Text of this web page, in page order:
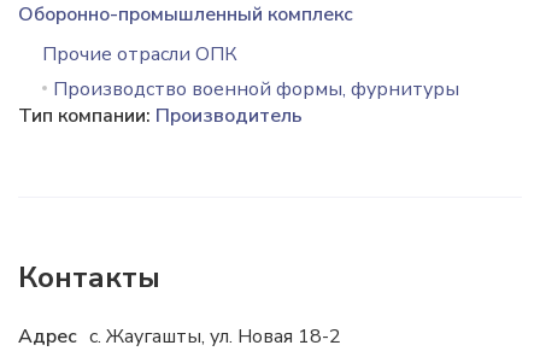
Оборонно-промышленный комплекс
Прочие отрасли ОПК
Производство военной формы, фурнитуры
Тип компании: Производитель
Контакты
Адрес с. Жаугашты, ул. Новая 18-2